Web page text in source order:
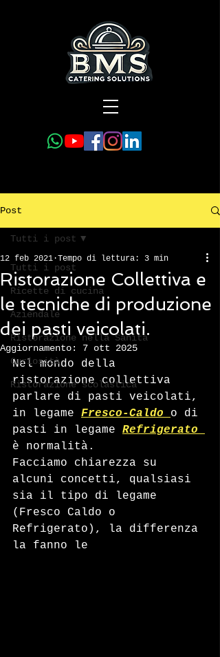
Post
Tutti i post
Ricette di cucina
Aziendale
Ristorazione nella Sanità
Curiosità
Ristorazione scolastica
Tutti i post
Ristorazione Collettiva e
le tecniche di produzione
dei pasti veicolati.
12 feb 2021 Tempo di lettura: 3 min
Aggiornamento: 7 ott 2025
Nel mondo della
ristorazione collettiva
parlare di pasti veicolati,
in legame Fresco-Caldo
o di
pasti in legame Refrigerato
è normalità.
Facciamo chiarezza su
alcuni concetti, qualsiasi
sia il tipo di legame
(Fresco Caldo o
Refrigerato), la differenza
la fanno le